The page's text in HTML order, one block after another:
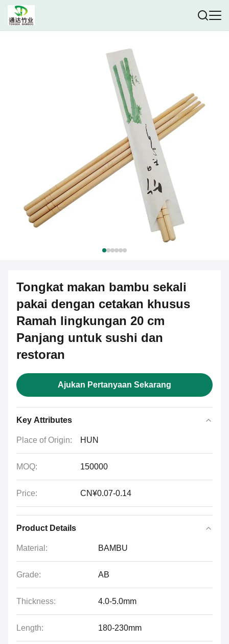
Tongkat makan bambu sekali
pakai dengan cetakan khusus
Ramah lingkungan 20 cm
Panjang untuk sushi dan
restoran
Ajukan Pertanyaan Sekarang
Key Attributes
Place of Origin: HUN
MOQ: 150000
Price: CN¥0.07-0.14
Product Details
Material: BAMBU
Grade: AB
Thickness: 4.0-5.0mm
Length: 180-230mm